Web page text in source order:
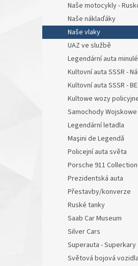
Naše motocykly -
Naše náklaďáky
Naše vlaky
UAZ ve službě
Legendární auta
Kultovní auta SSSR -
Kultovní auta SSSR -
Kultowe wozy
Samochody Wojskowe
Legendární letadla
Maşini de Legendă
Policejní auta světa
Porsche 911 Collection
Prezidentská auta
Přestavby/konverze
Ruské tanky
Saab Car Museum
Silver Cars
Superauta - Superkary
Světová bojová vozidla